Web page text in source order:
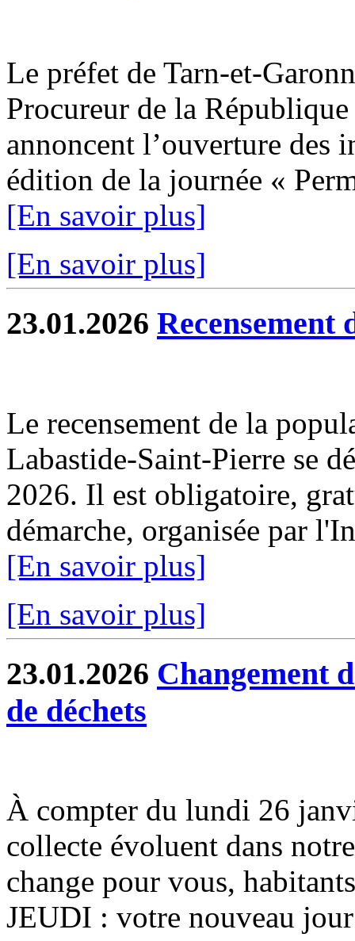
Le préfet de Tarn-et-
Procureur de la
annoncent l’ouverture des
édition de la journée «
[En savoir plus]
[En savoir plus]
23.01.2026 Recensement
Le recensement de la
Labastide-Saint-Pierre se
2026. Il est obligatoire,
démarche, organisée par
[En savoir plus]
[En savoir plus]
23.01.2026 Changement
de déchets
À compter du lundi 26
collecte évoluent dans
change pour vous,
JEUDI : votre nouveau